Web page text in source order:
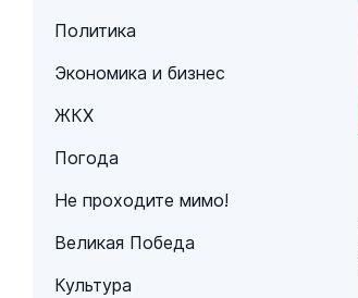
Политика
Экономика и бизнес
ЖКХ
Погода
Не проходите мимо!
Великая Победа
Культура